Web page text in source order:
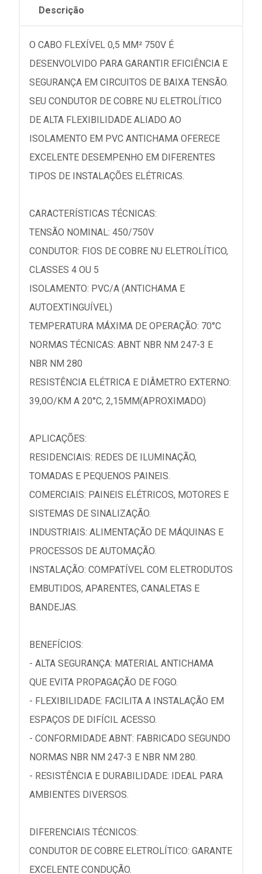
Descrição
O CABO FLEXÍVEL 0,5 MM² 750V É
DESENVOLVIDO PARA GARANTIR EFICIÊNCIA E
SEGURANÇA EM CIRCUITOS DE BAIXA TENSÃO.
SEU CONDUTOR DE COBRE NU ELETROLÍTICO
DE ALTA FLEXIBILIDADE ALIADO AO
ISOLAMENTO EM PVC ANTICHAMA OFERECE
EXCELENTE DESEMPENHO EM DIFERENTES
TIPOS DE INSTALAÇÕES ELÉTRICAS.
CARACTERÍSTICAS TÉCNICAS:
TENSÃO NOMINAL: 450/750V
CONDUTOR: FIOS DE COBRE NU ELETROLÍTICO,
CLASSES 4 OU 5
ISOLAMENTO: PVC/A (ANTICHAMA E
AUTOEXTINGUÍVEL)
TEMPERATURA MÁXIMA DE OPERAÇÃO: 70°C
NORMAS TÉCNICAS: ABNT NBR NM 247-3 E
NBR NM 280
RESISTÊNCIA ELÉTRICA E DIÂMETRO EXTERNO:
39,0O/KM A 20°C, 2,15MM(APROXIMADO)
APLICAÇÕES:
RESIDENCIAIS: REDES DE ILUMINAÇÃO,
TOMADAS E PEQUENOS PAINEIS.
COMERCIAIS: PAINEIS ELÉTRICOS, MOTORES E
SISTEMAS DE SINALIZAÇÃO.
INDUSTRIAIS: ALIMENTAÇÃO DE MÁQUINAS E
PROCESSOS DE AUTOMAÇÃO.
INSTALAÇÃO: COMPATÍVEL COM ELETRODUTOS
EMBUTIDOS, APARENTES, CANALETAS E
BANDEJAS.
BENEFÍCIOS:
- ALTA SEGURANÇA: MATERIAL ANTICHAMA
QUE EVITA PROPAGAÇÃO DE FOGO.
- FLEXIBILIDADE: FACILITA A INSTALAÇÃO EM
ESPAÇOS DE DIFÍCIL ACESSO.
- CONFORMIDADE ABNT: FABRICADO SEGUNDO
NORMAS NBR NM 247-3 E NBR NM 280.
- RESISTÊNCIA E DURABILIDADE: IDEAL PARA
AMBIENTES DIVERSOS.
DIFERENCIAIS TÉCNICOS:
CONDUTOR DE COBRE ELETROLÍTICO: GARANTE
EXCELENTE CONDUÇÃO.